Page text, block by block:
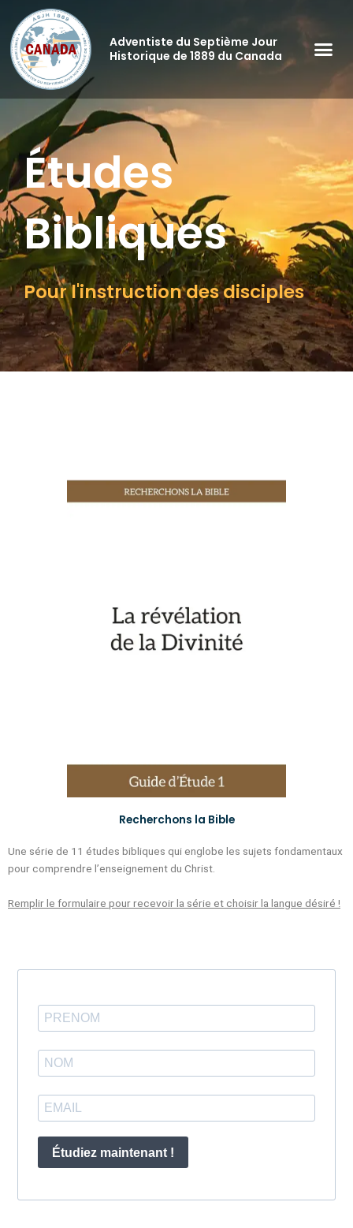
contenu
Adventiste du Septième Jour
Historique de 1889 du Canada
Études
Bibliques
Pour l'instruction des disciples
Recherchons la Bible
Une série de 11 études bibliques qui englobe les sujets fondamentaux
pour comprendre l’enseignement du Christ.
Remplir le formulaire pour recevoir la série et choisir la langue désiré !
Étudiez maintenant !